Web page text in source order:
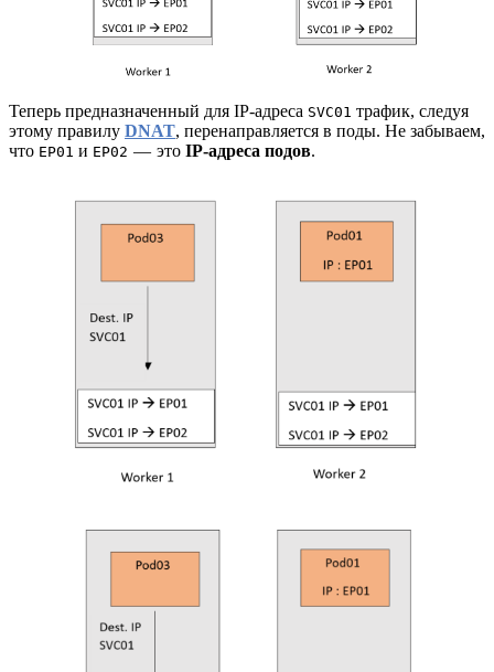
Теперь предназначенный для IP-адреса SVC01 трафик, следуя
этому правилу DNAT, перенаправляется в поды. Не забываем,
что EP01 и EP02 — это IP-адреса подов.